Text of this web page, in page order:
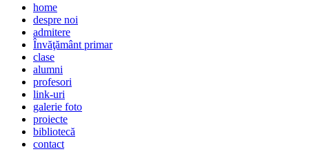
home
despre noi
admitere
Învăţământ primar
clase
alumni
profesori
link-uri
galerie foto
proiecte
bibliotecă
contact